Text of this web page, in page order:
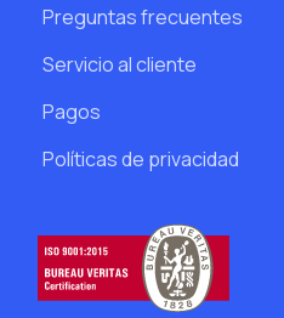
Preguntas frecuentes
Servicio al cliente
Pagos
Políticas de privacidad